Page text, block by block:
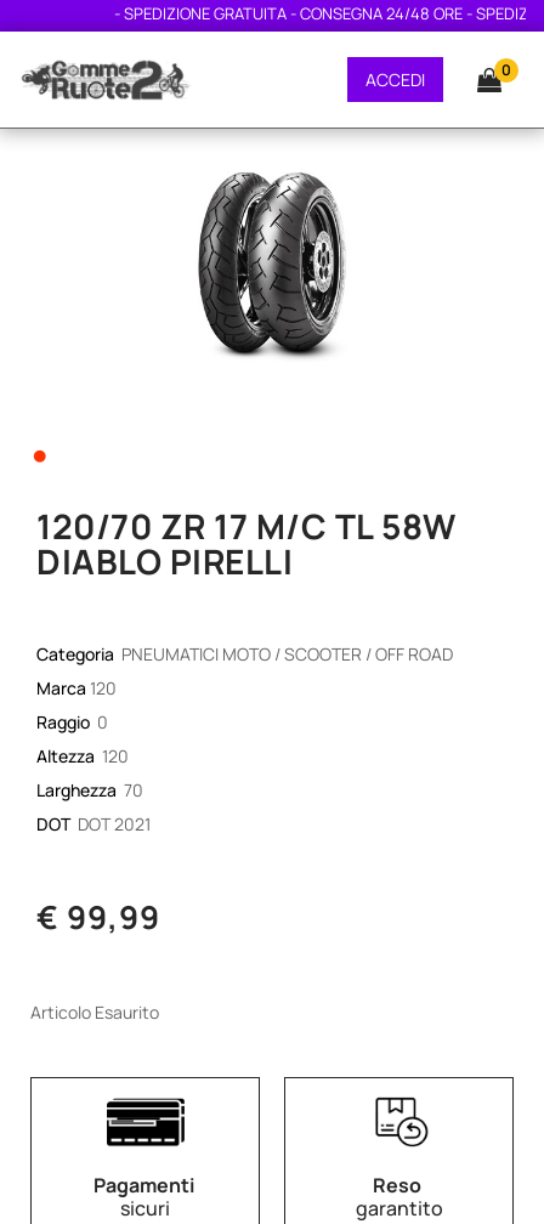
- SPEDIZIONE GRATUITA - CONSEGNA 24/48 ORE -
ACCEDI 0
•
120/70 ZR 17 M/C TL 58W
DIABLO PIRELLI
Categoria PNEUMATICI MOTO / SCOOTER / OFF ROAD
Marca 120
Raggio 0
Altezza 120
Larghezza 70
DOT DOT 2021
€ 99,99
Articolo Esaurito
Pagamenti
sicuri
Reso
garantito